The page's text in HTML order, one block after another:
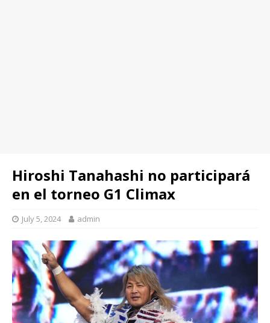
Hiroshi Tanahashi no participará
en el torneo G1 Climax
July 5, 2024 admin